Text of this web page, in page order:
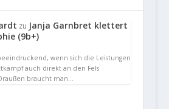
zu Janja Garnbret klettert
(9b+)
wenn sich die Leistungen
auch direkt an den Fels
braucht man…